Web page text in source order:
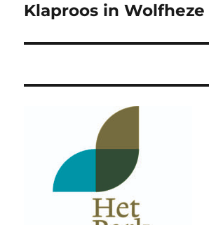
Klaproos in Wolfheze